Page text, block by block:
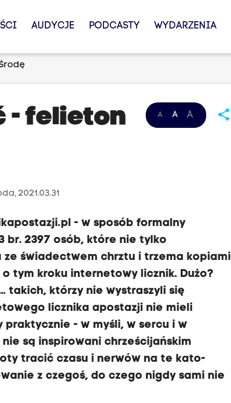
AUDYCJE PODCASTY WYDARZENIA
A A A share
- felieton
2021.03.31
- w sposób formalny
br. 2397 osób, które nie tylko
ze świadectwem chrztu i trzema kopiami
tym kroku internetowy licznik. Dużo?
takich, którzy nie wystraszyli się
licznika apostazji nie mieli
- w myśli, w sercu i w
są inspirowani chrześcijańskim
tracić czasu i nerwów na te kato-
z czegoś, do czego nigdy sami nie